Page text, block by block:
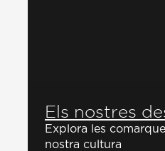
Els nostres
Explora les
nostra cultura